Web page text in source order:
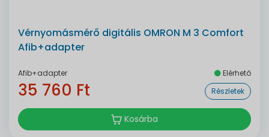
Vérnyomásmérő digitális OMRON M 3 Comfort
Afib+adapter
Afib+adapter Elérhető
35 760 Ft Részletek
Kosárba